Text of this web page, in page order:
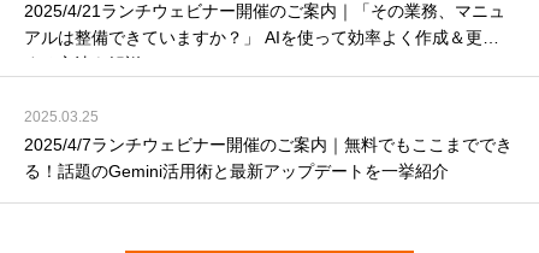
2025/4/21ランチウェビナー開催のご案内｜「その業務、マニュ
アルは整備できていますか？」 AIを使って効率よく作成＆更新
する方法を解説！
2025.03.25
2025/4/7ランチウェビナー開催のご案内｜無料でもここまででき
る！話題のGemini活用術と最新アップデートを一挙紹介